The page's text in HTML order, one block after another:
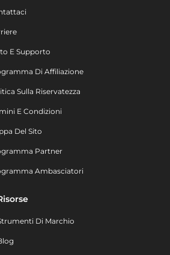
E Supporto
Di Affiliazione
Sulla Riservatezza
E Condizioni
Del Sito
Partner
Ambasciatori
Di Marchio